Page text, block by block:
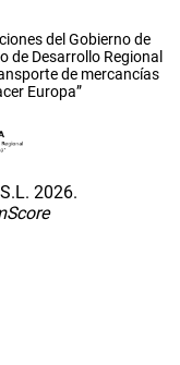
del Gobierno de
de Desarrollo Regional
de mercancías
Europa”
2026.